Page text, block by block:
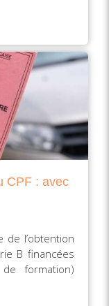
CPF : avec
de l’obtention
B financées
formation)